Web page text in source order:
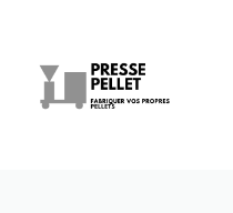
contenu